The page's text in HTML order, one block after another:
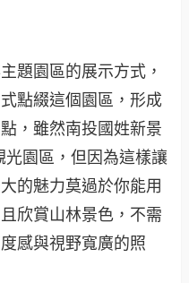
題園區的展示方式，
點綴這個園區，形成
，雖然南投國姓新景
園區，但因為這樣讓
的魅力莫過於你能用
欣賞山林景色，不需
感與視野寬廣的照